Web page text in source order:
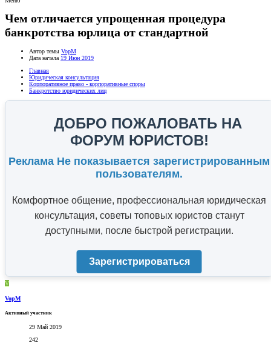
Чем отличается упрощенная процедура
банкротства юрлица от стандартной
Автор темы VopM
Дата начала 19 Июн 2019
Главная
Юридическая консультация
Корпоративное право - корпоративные споры
Банкротство юридических лиц
ДОБРО ПОЖАЛОВАТЬ НА
ФОРУМ ЮРИСТОВ!
Реклама Не показывается зарегистрированным
пользователям.
Комфортное общение, профессиональная юридическая
консультация, советы топовых юристов станут
доступными, после быстрой регистрации.
Зарегистрироваться
V
VopM
Активный участник
29 Май 2019
242